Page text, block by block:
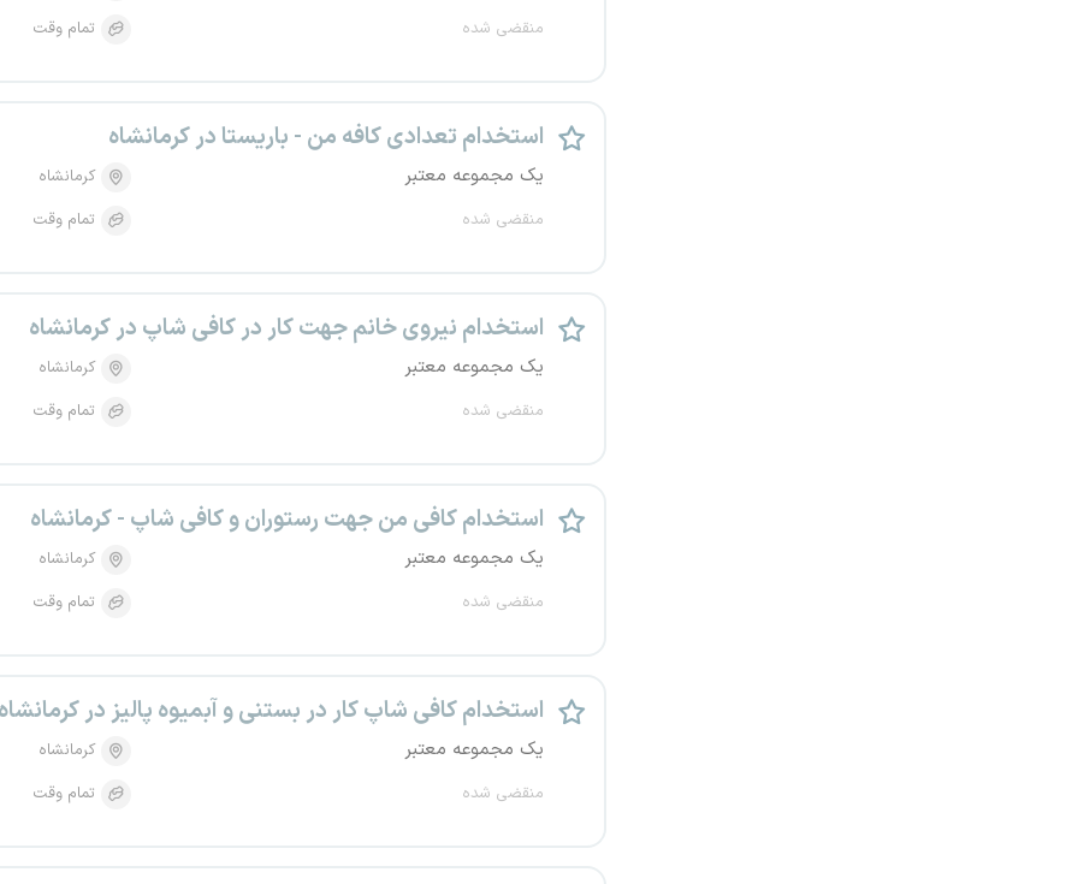
منقضی شده
تمام وقت
استخدام تعدادی کافه من - باریستا در کرمانشاه
یک مجموعه معتبر
منقضی شده
کرمانشاه
تمام وقت
استخدام نیروی خانم جهت کار در کافی شاپ در کرمانشاه
یک مجموعه معتبر
منقضی شده
کرمانشاه
تمام وقت
استخدام کافی من جهت رستوران و کافی شاپ - کرمانشاه
یک مجموعه معتبر
منقضی شده
کرمانشاه
تمام وقت
استخدام کافی شاپ کار در بستنی و آبمیوه پالیز در
یک مجموعه معتبر
منقضی شده
کرمانشاه
تمام وقت